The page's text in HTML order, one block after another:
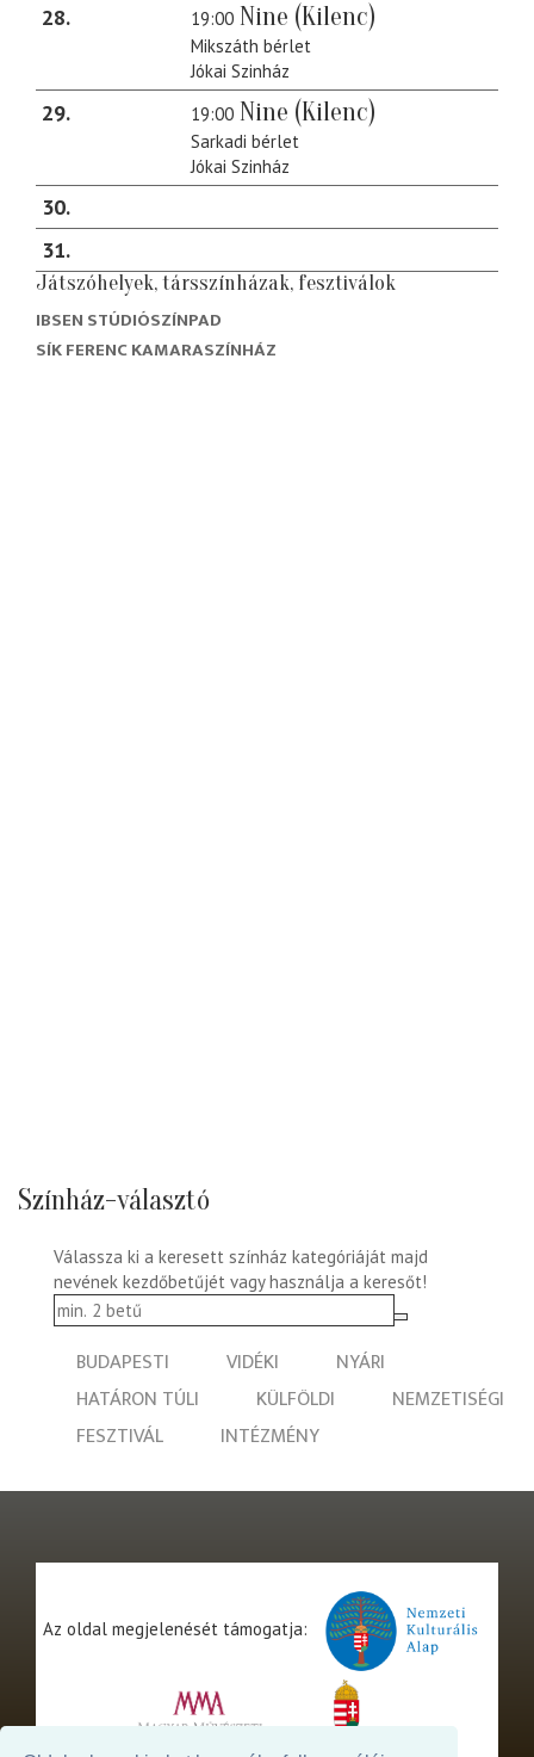
28 19:00 Nine (Kilenc)
Mikszáth bérlet
Jókai Szinház
29 19:00 Nine (Kilenc)
Sarkadi bérlet
Jókai Szinház
30
31
Játszóhelyek, társszínházak, fesztiválok
IBSEN STÚDIÓSZÍNPAD
SÍK FERENC KAMARASZÍNHÁZ
Színház-választó
Válassza ki a keresett színház kategóriáját majd
nevének kezdőbetűjét vagy használja a keresőt!
BUDAPESTI VIDÉKI
NYÁRI
HATÁRON TÚLI
KÜLFÖLDI
NEMZETISÉGI
FESZTIVÁL
INTÉZMÉNY
Az oldal megjelenését támogatja: